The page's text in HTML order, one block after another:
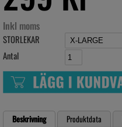
Inkl moms
STORLEKAR
Antal
Beskrivning Produktdata